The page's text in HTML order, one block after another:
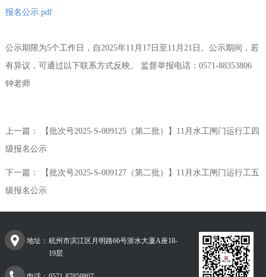
报名公示.pdf
公示期限为5个工作日，自2025年11月17日至11月21日。公示期间，若
有异议，可通过以下联系方式反映。 监督举报电话：0571-88353806
钟老师
上一篇：
【批次号2025-S-009125（第二批）】11月水工闸门运行工四
级报名公示
下一篇：
【批次号2025-S-009127（第二批）】11月水工闸门运行工五
级报名公示
地址： 杭州市滨江区月明路66号浙水大厦A座18-
19层